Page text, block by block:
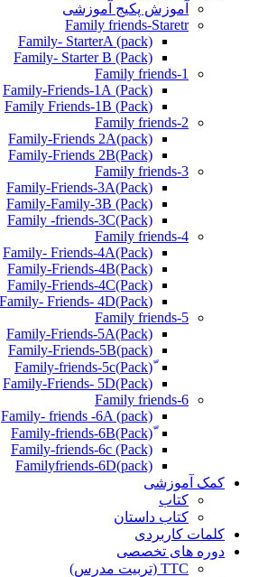
آموزش پکیج آموزشی
Family friends-Staretr
Family- StarterA (pack)
Family- Starter B (Pack)
Family friends-1
(Pack) Family-Friends-1A
(Pack) Family Friends-1B
Family friends-2
Family-Friends 2A(pack)
Family-Friends 2B(Pack)
Family friends-3
(Pack)Family-Friends-3A
Family-Family-3B (Pack)
Family -friends-3C(Pack)
Family friends-4
Family- Friends-4A(Pack)
Family-Friends-4B(Pack)
Family-Friends-4C(Pack)
(Pack)Family- Friends- 4D
Family friends-5
Family-Friends-5A(Pack)
(pack)Family-Friends-5B
ّ(Pack)Family-friends-5c
Family-Friends- 5D(Pack)
Family friends-6
Family- friends -6A (pack)
Family-friends-6c (Pack)
Familyfriends-6D(pack)
کمک آموزشی
کتاب
کتاب داستان
کلمات کاربردی
دوره های تخصصی
TTC (تربیت مدرس)